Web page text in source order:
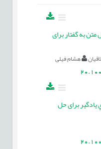
به گفتار برای
هشام فیلی
یادگیر برای حل